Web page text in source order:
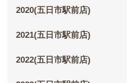
2020(五日市駅前店)
2021(五日市駅前店)
2022(五日市駅前店)